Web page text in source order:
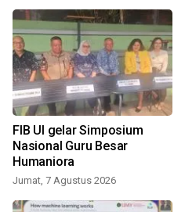
FIB UI gelar Simposium
Nasional Guru Besar
Humaniora
Jumat, 7 Agustus 2026